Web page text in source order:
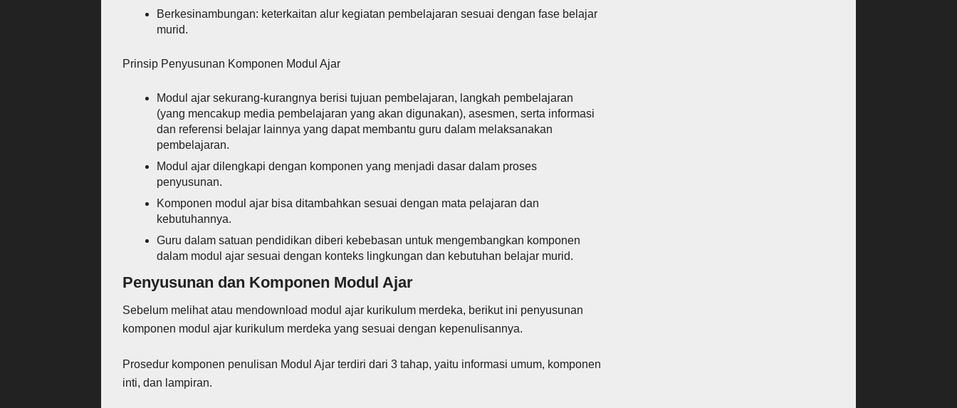
Berkesinambungan: keterkaitan alur kegiatan pembelajaran sesuai dengan fase belajar
murid.
Prinsip Penyusunan Komponen Modul Ajar
Modul ajar sekurang-kurangnya berisi tujuan pembelajaran, langkah pembelajaran
(yang mencakup media pembelajaran yang akan digunakan), asesmen, serta informasi
dan referensi belajar lainnya yang dapat membantu guru dalam melaksanakan
pembelajaran.
Modul ajar dilengkapi dengan komponen yang menjadi dasar dalam proses
penyusunan.
Komponen modul ajar bisa ditambahkan sesuai dengan mata pelajaran dan
kebutuhannya.
Guru dalam satuan pendidikan diberi kebebasan untuk mengembangkan komponen
dalam modul ajar sesuai dengan konteks lingkungan dan kebutuhan belajar murid.
Penyusunan dan Komponen Modul Ajar
Sebelum melihat atau mendownload modul ajar kurikulum merdeka, berikut ini penyusunan
komponen modul ajar kurikulum merdeka yang sesuai dengan kepenulisannya.
Prosedur komponen penulisan Modul Ajar terdiri dari 3 tahap, yaitu informasi umum, komponen
inti, dan lampiran.